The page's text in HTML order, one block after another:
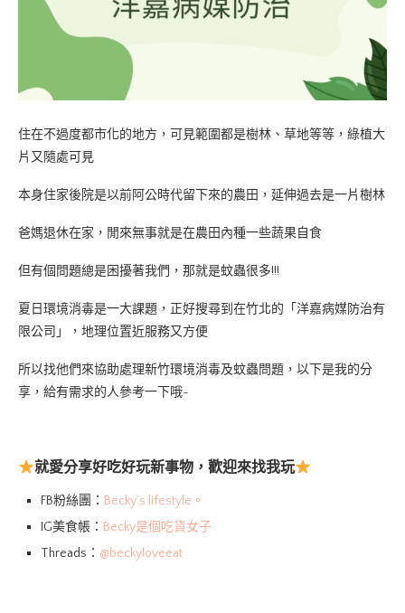
住在不過度都市化的地方，可見範圍都是樹林、草地等等，綠植大
片又隨處可見
本身住家後院是以前阿公時代留下來的農田，延伸過去是一片樹林
爸媽退休在家，閒來無事就是在農田內種一些蔬果自食
但有個問題總是困擾著我們，那就是蚊蟲很多!!!
夏日環境消毒是一大課題，正好搜尋到在竹北的「洋嘉病媒防治有
限公司」，地理位置近服務又方便
所以找他們來協助處理新竹環境消毒及蚊蟲問題，以下是我的分
享，給有需求的人參考一下哦~
就愛分享好吃好玩新事物，歡迎來找我玩
FB粉絲團： Becky’s lifestyle。
IG美食帳： Becky是個吃貨女子
Threads： @beckyloveeat